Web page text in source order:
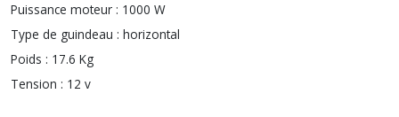
Puissance moteur : 1000 W
Type de guindeau : horizontal
Poids : 17.6 Kg
Tension : 12 v